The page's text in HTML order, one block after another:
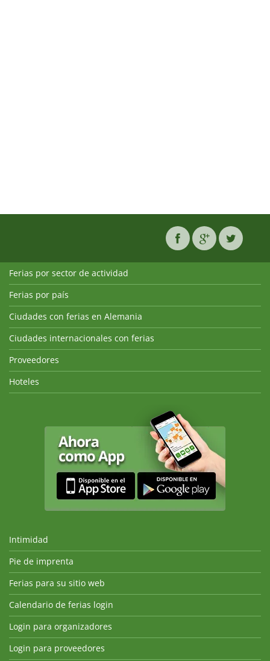
Ferias por sector de actividad
Ferias por país
Ciudades con ferias en Alemania
Ciudades internacionales con ferias
Proveedores
Hoteles
Intimidad
Pie de imprenta
Ferias para su sitio web
Calendario de ferias login
Login para organizadores
Login para proveedores